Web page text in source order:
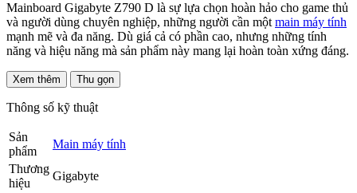
Mainboard Gigabyte Z790 D là sự lựa chọn hoàn hảo cho game thủ
và người dùng chuyên nghiệp, những người cần mộtmain máy tính
mạnh mẽ và đa năng. Dù giá cả có phần cao, nhưng những tính
năng và hiệu năng mà sản phẩm này mang lại hoàn toàn xứng đáng.
Xem thêm Thu gọn
Thông số kỹ thuật
Sản
phẩm
Main máy tính
Thương
hiệu
Gigabyte